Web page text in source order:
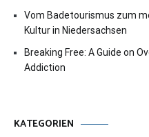
Vom Badetourismus zum
Kultur in Niedersachsen
Breaking Free: A Guide on
Addiction
KATEGORIEN